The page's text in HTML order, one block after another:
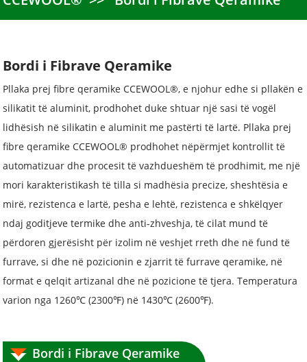
Bordi i Fibrave Qeramike
Pllaka prej fibre qeramike CCEWOOL®, e njohur edhe si pllakën e
silikatit të aluminit, prodhohet duke shtuar një sasi të vogël
lidhësish në silikatin e aluminit me pastërti të lartë. Pllaka prej
fibre qeramike CCEWOOL® prodhohet nëpërmjet kontrollit të
automatizuar dhe procesit të vazhdueshëm të prodhimit, me një
mori karakteristikash të tilla si madhësia precize, sheshtësia e
mirë, rezistenca e lartë, pesha e lehtë, rezistenca e shkëlqyer
ndaj goditjeve termike dhe anti-zhveshja, të cilat mund të
përdoren gjerësisht për izolim në veshjet rreth dhe në fund të
furrave, si dhe në pozicionin e zjarrit të furrave qeramike, në
format e qelqit artizanal dhe në pozicione të tjera. Temperatura
varion nga 1260℃ (2300℉) në 1430℃ (2600℉).
Bordi i Fibrave Qeramike